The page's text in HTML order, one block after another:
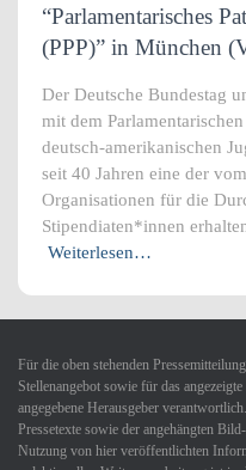
“Parlamentarisches
(PPP)” in München
Der Deutsche Bundestag
mit dem
deutsch-amerikanischen
seit 40 Jahren eine der
Organisationen für die
Stipendiaten*innen
Weiterlesen…
Für die oben stehenden
Stellenangebot sowie für das
angegebene Herausgeber
Pressetexte sowie der angehängten
Nutzung von hier veröffentlichten